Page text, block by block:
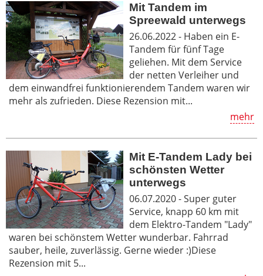
Mit Tandem im
Spreewald unterwegs
26.06.2022 - Haben ein E-
Tandem für fünf Tage
geliehen. Mit dem Service
der netten Verleiher und
dem einwandfrei funktionierendem Tandem waren wir
mehr als zufrieden. Diese Rezension mit...
mehr
Mit E-Tandem Lady bei
schönsten Wetter
unterwegs
06.07.2020 - Super guter
Service, knapp 60 km mit
dem Elektro-Tandem "Lady"
waren bei schönstem Wetter wunderbar. Fahrrad
sauber, heile, zuverlässig. Gerne wieder :)Diese
Rezension mit 5...